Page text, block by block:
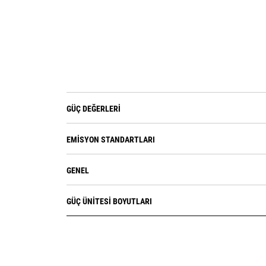
GÜÇ DEĞERLERI
EMISYON STANDARTLARI
GENEL
GÜÇ ÜNITESI BOYUTLARI